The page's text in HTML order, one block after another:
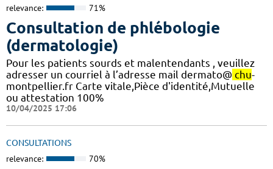
relevance: 71%
Consultation de phlébologie
(dermatologie)
Pour les patients sourds et malentendants , veuillez
adresser un courriel à l’adresse mail dermato@ chu-
montpellier.fr Carte vitale,Pièce d'identité,Mutuelle
ou attestation 100%
10/04/2025 17:06
CONSULTATIONS
relevance: 70%